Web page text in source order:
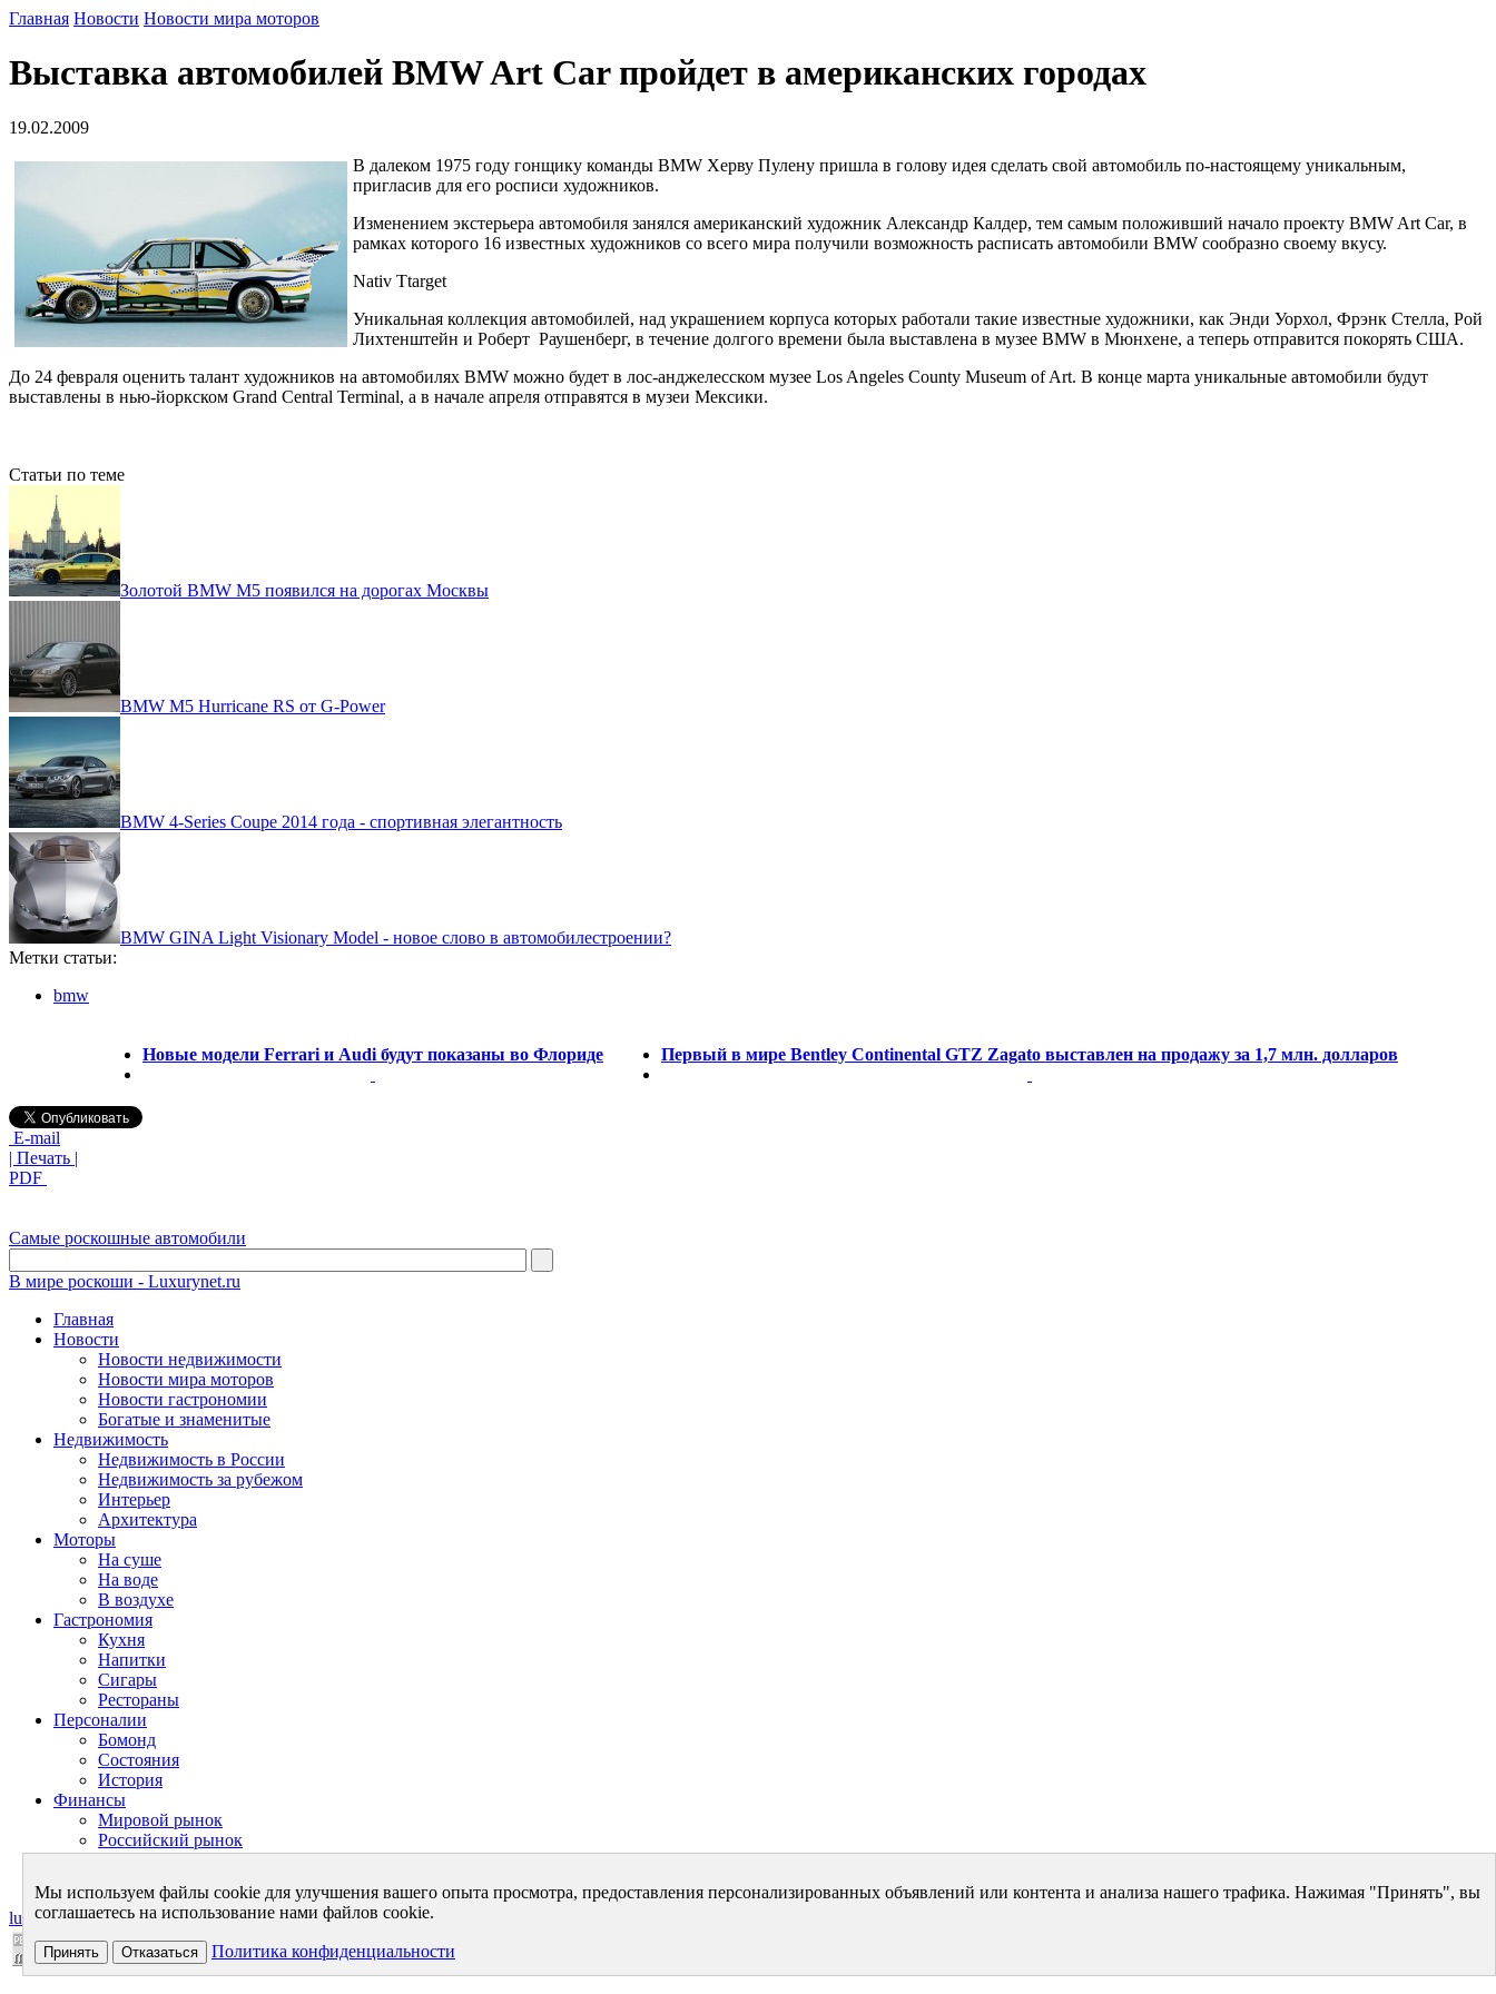
Главная Новости Новости мира моторов
Выставка автомобилей BMW Art Car пройдет в американских городах
19.02.2009
В далеком 1975 году гонщику команды BMW Херву Пулену пришла в голову идея сделать свой автомобиль по-настоящему уникальным,
пригласив для его росписи художников.
Изменением экстерьера автомобиля занялся американский художник Александр Калдер, тем самым положивший начало проекту BMW Art Car, в
рамках которого 16 известных художников со всего мира получили возможность расписать автомобили BMW сообразно своему вкусу.
Nativ Ttarget
Уникальная коллекция автомобилей, над украшением корпуса которых работали такие известные художники, как Энди Уорхол, Фрэнк Стелла, Рой
Лихтенштейн и Роберт Раушенберг, в течение долгого времени была выставлена в музее BMW в Мюнхене, а теперь отправится покорять США.
До 24 февраля оценить талант художников на автомобилях BMW можно будет в лос-анджелесском музее Los Angeles County Museum of Art. В конце марта уникальные автомобили будут
выставлены в нью-йоркском Grand Central Terminal, а в начале апреля отправятся в музеи Мексики.
Статьи по теме
Золотой BMW M5 появился на дорогах Москвы
BMW M5 Hurricane RS от G-Power
BMW 4-Series Coupe 2014 года - спортивная элегантность
BMW GINA Light Visionary Model - новое слово в автомобилестроении?
Метки статьи:
bmw
Новые модели Ferrari и Audi будут показаны во Флориде Первый в мире Bentley Continental GTZ Zagato выставлен на продажу за 1,7 млн. долларов
E-mail
| Печать |
PDF
Самые роскошные автомобили
В мире роскоши - Luxurynet.ru
Главная
Новости
Новости недвижимости
Новости мира моторов
Новости гастрономии
Богатые и знаменитые
Недвижимость
Недвижимость в России
Недвижимость за рубежом
Интерьер
Архитектура
Моторы
На суше
На воде
В воздухе
Гастрономия
Кухня
Напитки
Сигары
Рестораны
Персоналии
Бомонд
Состояния
История
Финансы
Мировой рынок
Российский рынок
Личный бюджет
luxurynet.ru - в мире роскоши
Мы используем файлы cookie для улучшения вашего опыта просмотра, предоставления персонализированных объявлений или контента и анализа нашего трафика. Нажимая "Принять", вы
соглашаетесь на использование нами файлов cookie.
Принять Отказаться Политика конфиденциальности